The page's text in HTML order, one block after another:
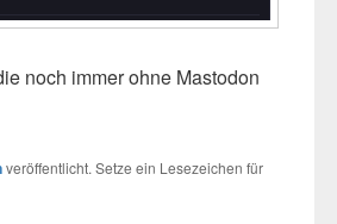
noch immer ohne Mastodon
veröffentlicht. Setze ein Lesezeichen für